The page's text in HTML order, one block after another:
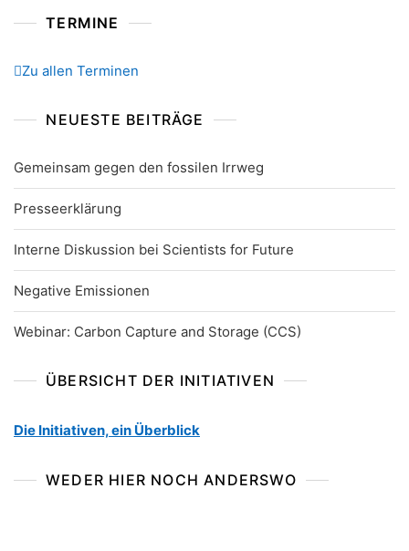
TERMINE
Zu allen Terminen
NEUESTE BEITRÄGE
Gemeinsam gegen den fossilen Irrweg
Presseerklärung
Interne Diskussion bei Scientists for Future
Negative Emissionen
Webinar: Carbon Capture and Storage (CCS)
ÜBERSICHT DER INITIATIVEN
Die Initiativen, ein Überblick
WEDER HIER NOCH ANDERSWO